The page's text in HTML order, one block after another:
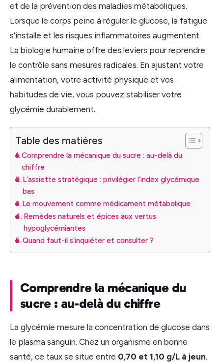
et de la prévention des maladies métaboliques.
Lorsque le corps peine à réguler le glucose, la fatigue
s’installe et les risques inflammatoires augmentent.
La biologie humaine offre des leviers pour reprendre
le contrôle sans mesures radicales. En ajustant votre
alimentation, votre activité physique et vos
habitudes de vie, vous pouvez stabiliser votre
glycémie durablement.
Table des matières
Comprendre la mécanique du sucre : au-delà du
chiffre
L’assiette stratégique : privilégier l’index glycémique
bas
Le mouvement comme médicament métabolique
Remèdes naturels et épices aux vertus
hypoglycémiantes
Quand faut-il s’inquiéter et consulter ?
Comprendre la mécanique du
sucre : au-delà du chiffre
La glycémie mesure la concentration de glucose dans
le plasma sanguin. Chez un organisme en bonne
santé, ce taux se situe entre 0,70 et 1,10 g/L à jeun.